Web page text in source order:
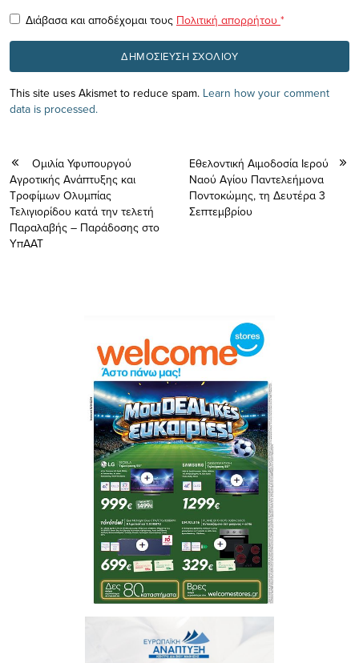
Διάβασα και αποδέχομαι τους Πολιτική απορρήτου *
This site uses Akismet to reduce spam. Learn how your comment
data is processed.
Ομιλία Υφυπουργού
Αγροτικής Ανάπτυξης και
Τροφίμων Ολυμπίας
Τελιγιορίδου κατά την τελετή
Παραλαβής – Παράδοσης στο
ΥπΑΑΤ
Εθελοντική Αιμοδοσία Ιερού
Ναού Αγίου Παντελεήμονα
Ποντοκώμης, τη Δευτέρα 3
Σεπτεμβρίου